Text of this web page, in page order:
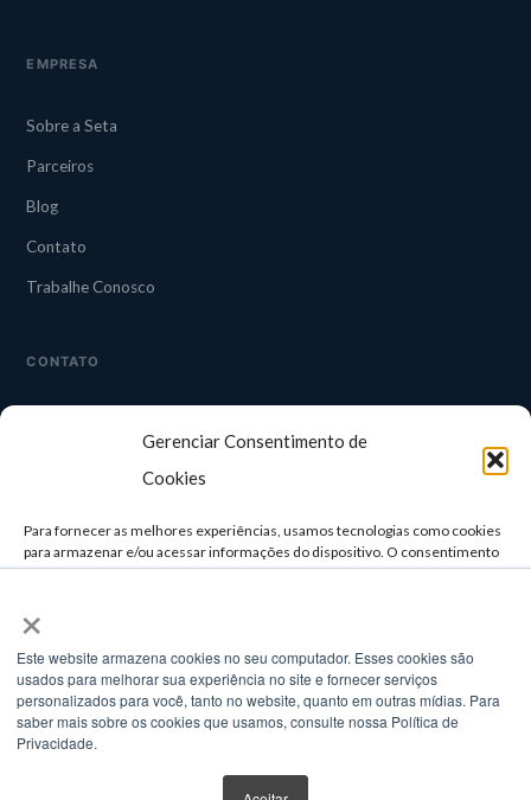
×
Este website armazena cookies no seu computador. Esses cookies são
usados ​​para melhorar sua experiência no site e fornecer serviços
personalizados para você, tanto no website, quanto em outras mídias. Para
saber mais sobre os cookies que usamos, consulte nossa Política de
Privacidade.
Gerenciar Consentimento de
Cookies
Para fornecer as melhores experiências, usamos tecnologias como cookies
para armazenar e/ou acessar informações do dispositivo. O consentimento
para essas tecnologias nos permitirá processar dados como comportamento
consentimento pode afetar negativamente certos recursos e funções.
ACEITAR
NEGAR
VER PREFERÊNCIAS
EMPRESA
Sobre a Seta
Parceiros
Blog
Contato
Trabalhe Conosco
CONTATO
Rua Guapuruvu, 242 — 3° andar
Alphaville, Campinas/SP
TELEFONE
(11) 3958-4929 / (11) 3957-0498
comercial@setatelecom.com.br
© 2025 Seta Telecom. Todos os direitos reservados.
Cisco · Dell · Fortinet · Acronis